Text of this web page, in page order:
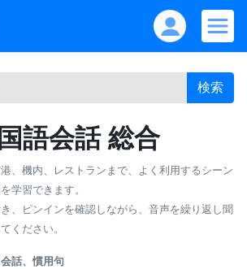
検索
語会話 総合
、機内、レストランまで、よく利用するシーン
学習できます。
、ピンインを確認しながら、音声を繰り返し聞
ください。
話、慣用句